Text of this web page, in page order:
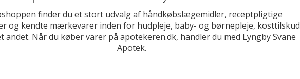
finder du et stort udvalg af håndkøbslægemidler, receptpligtige
og kendte mærkevarer inden for hudpleje, baby- og børnepleje, kosttilskud
andet. Når du køber varer på apotekeren.dk, handler du med Lyngby Svane
Apotek.